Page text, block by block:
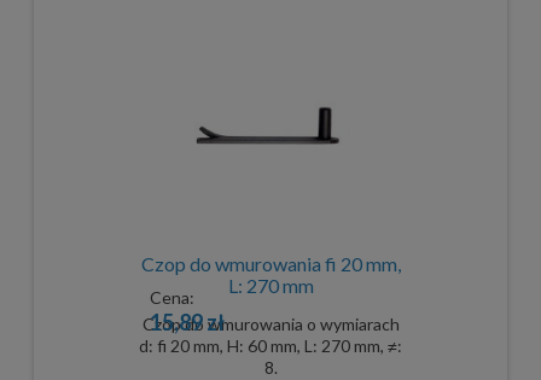
Czop do wmurowania fi 20 mm,
L: 270 mm
Czop do wmurowania o wymiarach
d: fi 20 mm, H: 60 mm, L: 270 mm, ≠:
8.
Cena:
15,89 zł